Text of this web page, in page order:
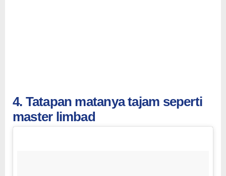
4. Tatapan matanya tajam seperti
master limbad